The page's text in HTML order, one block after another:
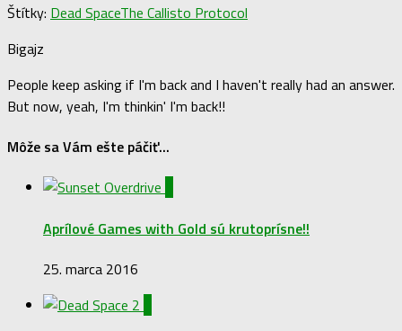
Štítky: Dead SpaceThe Callisto Protocol
Bigajz
People keep asking if I'm back and I haven't really had an answer.
But now, yeah, I'm thinkin' I'm back!!
Môže sa Vám ešte páčiť...
Aprílové Games with Gold sú krutoprísne!!
25. marca 2016